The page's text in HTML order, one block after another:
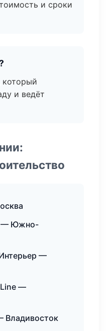
и сроки
который
и ведёт
— Южно-
—
—
Владивосток